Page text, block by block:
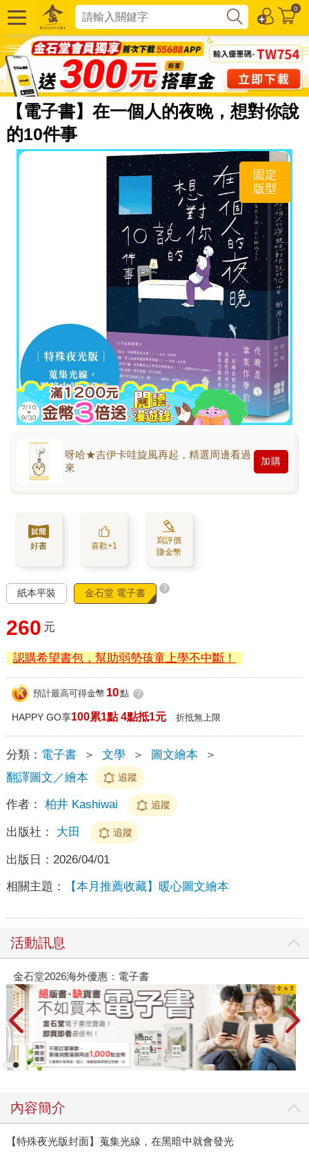
0
【電子書】在一個人的夜晚，想對你說
的10件事
固定
版型
呀哈★吉伊卡哇旋風再起，精選周邊看過
來
加購
好書 喜歡+1
寫評價
賺金幣
紙本平裝 金石堂 電子書 ?
260 元
認購希望書包，幫助弱勢孩童上學不中斷！
預計最高可得金幣 10點 ?
HAPPY GO享100累1點 4點抵1元 折抵無上限
分類： 電子書 ＞ 文學 ＞ 圖文繪本
＞
翻譯圖文／繪本
追蹤
作者： 柏井 Kashiwai 追蹤
出版社： 大田 追蹤
出版日： 2026/04/01
相關主題： 【本月推薦收藏】暖心圖文繪本
活動訊息
金石堂2026海外優惠：電子書
內容簡介
【特殊夜光版封面】蒐集光線，在黑暗中就會發光